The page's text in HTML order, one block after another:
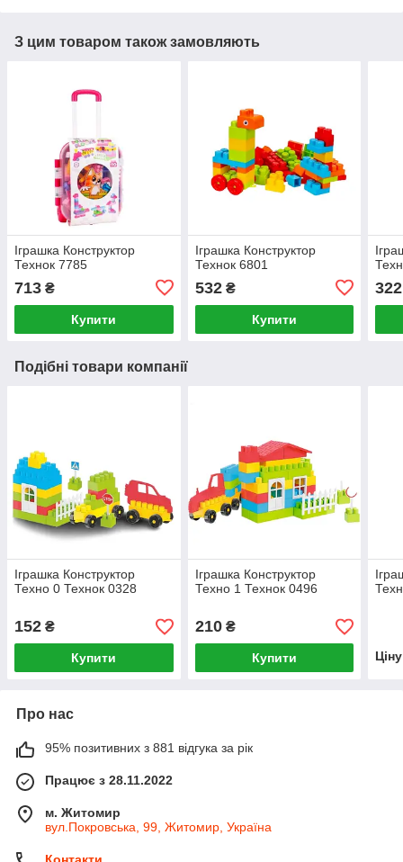
З цим товаром також замовляють
Іграшка Конструктор
Технок 7785
713 ₴
Купити
Іграшка Конструктор
Технок 6801
532₴
Купити
322
Подібні товари компанії
Іграшка Конструктор
Техно 0 Технок 0328
152 ₴
Купити
Іграшка Конструктор
Техно 1 Технок 0496
210₴
Купити
Про нас
95% позитивних з 881 відгука за рік
Працює з 28.11.2022
м. Житомир
вул.Покровська, 99, Житомир, Україна